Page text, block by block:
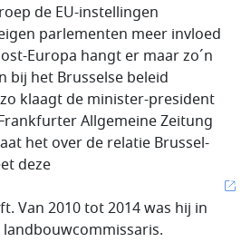
de EU-instellingen
parlementen meer invloed
Europa hangt er maar zo´n
bij het Brusselse beleid
klaagt de minister-president
Allgemeine Zeitung
het over de relatie Brussel-
deze
Van 2010 tot 2014 was hij in